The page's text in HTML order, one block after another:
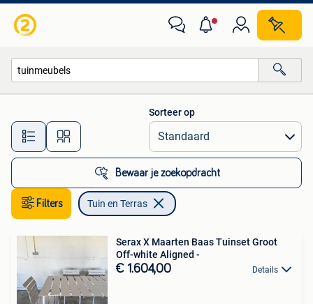
Alle afstanden…
Sorteer op
Bewaar je zoekopdracht
Filters Tuin en Terras
Serax X Maarten Baas Tuinset Groot
Off-white Aligned -
€ 1.604,00 Details